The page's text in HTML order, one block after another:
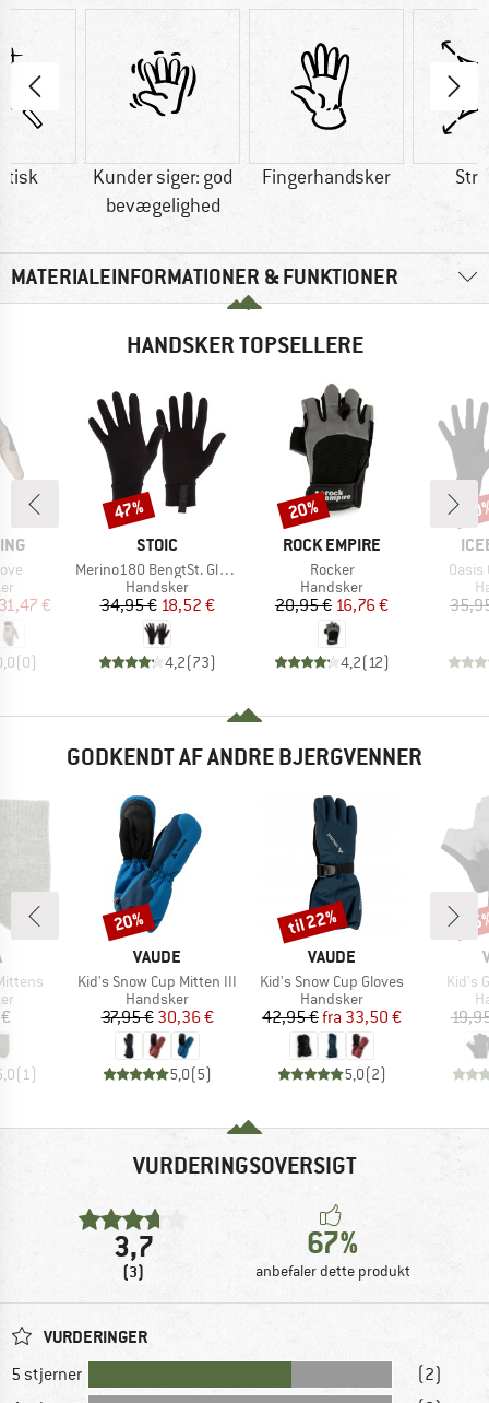
Kunder siger: god
bevægelighed
Fingerhandsker
MATERIALEINFORMATIONER & FUNKTIONER
HANDSKER TOPSELLERE
pris
€
(0)
MÆRKE
STOIC
Artikel
Merino180 BengtSt. Glove
Produktgruppe
Handsker
Pris
34,95 €Nedsat pris
18,52 €
4,2(73)
Rabat
47%
MÆRKE
ROCK EMPIRE
Artikel
Rocker
Produktgruppe
Handsker
Pris
20,95 €Nedsat pris
16,76 €
4,2(12)
Rabat
20%
Artikel
Oasis
GODKENDT AF ANDRE BJERGVENNER
(1)
MÆRKE
VAUDE
Artikel
Kid's Snow Cup Mitten III
Produktgruppe
Handsker
Pris
37,95 € Nedsat pris
30,36 €
5,0(5)
Rabat
20%
MÆRKE
VAUDE
Artikel
Kid's Snow Cup Gloves
Produktgruppe
Handsker
Pris
42,95 € Nedsat pris
fra 33,50 €
5,0(2)
Rabat
til 22%
Artikel
Kid's
VURDERINGSOVERSIGT
3,7
(3)
67%
anbefaler dette produkt
VURDERINGER
5 stjerner
(2)